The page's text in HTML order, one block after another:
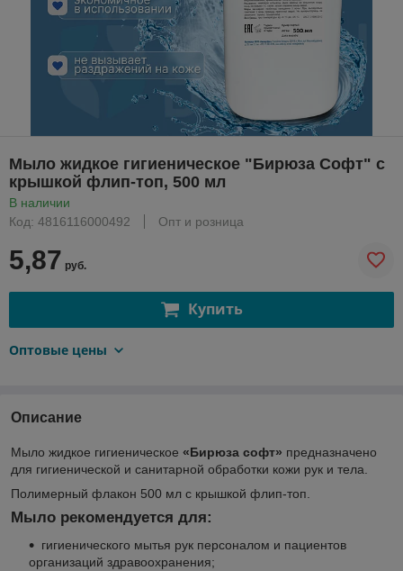
Мыло жидкое гигиеническое "Бирюза Софт" с
крышкой флип-топ, 500 мл
В наличии
Код: 4816116000492
Опт и розница
5,87 руб.
Купить
Оптовые цены
Описание
Мыло жидкое гигиеническое «Бирюза софт» предназначено
для гигиенической и санитарной обработки кожи рук и тела.
Полимерный флакон 500 мл с крышкой флип-топ.
Мыло рекомендуется для:
гигиенического мытья рук персоналом и пациентов
организаций здравоохранения;